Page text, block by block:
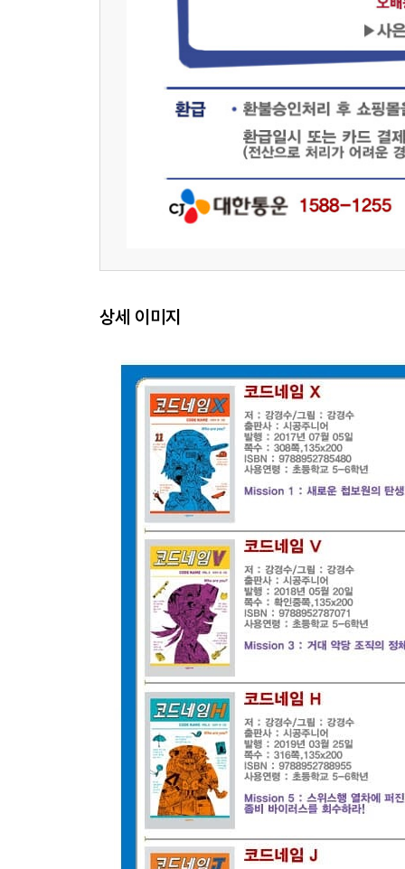
상세 이미지